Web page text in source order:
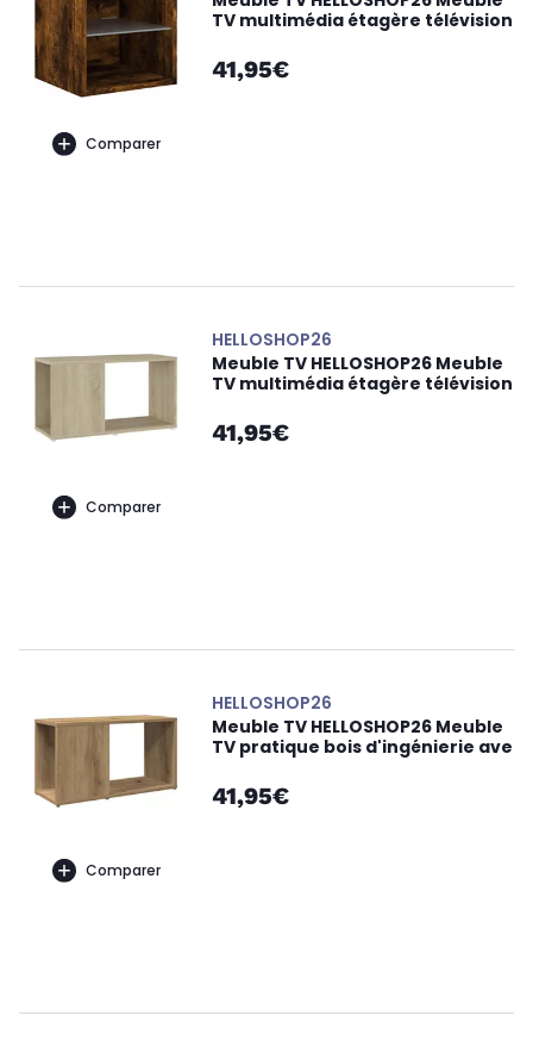
Comparer
TV multimédia étagère télévision
41,95€
Comparer
HELLOSHOP26
Meuble TV HELLOSHOP26 Meuble
TV multimédia étagère télévision
41,95€
Comparer
HELLOSHOP26
Meuble TV HELLOSHOP26 Meuble
TV pratique bois d'ingénierie ave
41,95€